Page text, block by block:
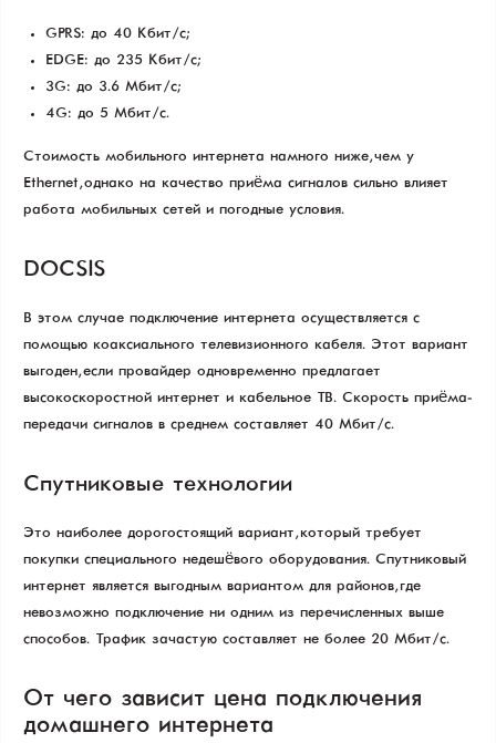
GPRS: до 40 Кбит/с;
EDGE: до 235 Кбит/с;
3G: до 3.6 Мбит/с;
4G: до 5 Мбит/с.
Стоимость мобильного интернета намного ниже, чем у
Ethernet, однако на качество приёма сигналов сильно влияет
работа мобильных сетей и погодные условия.
DOCSIS
В этом случае подключение интернета осуществляется с
помощью коаксиального телевизионного кабеля. Этот вариант
выгоден, если провайдер одновременно предлагает
высокоскоростной интернет и кабельное ТВ. Скорость приёма-
передачи сигналов в среднем составляет 40 Мбит/с.
Спутниковые технологии
Это наиболее дорогостоящий вариант, который требует
покупки специального недешёвого оборудования. Спутниковый
интернет является выгодным вариантом для районов, где
невозможно подключение ни одним из перечисленных выше
способов. Трафик зачастую составляет не более 20 Мбит/с.
От чего зависит цена подключения
домашнего интернета